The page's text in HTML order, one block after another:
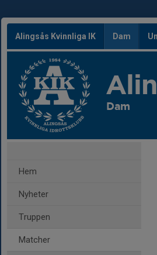
Alingsås Kvinnliga IK Dam
Dam
Hem
Nyheter
Truppen
Matcher